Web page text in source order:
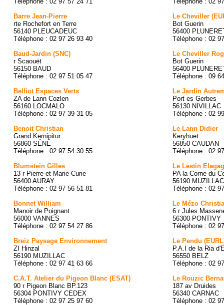
Barre Jean-Pierre
rte Rochefort en Terre
56140 PLEUCADEUC
Téléphone : 02 97 26 93 40
Baud-Jardin (SNC)
r Scaouët
56150 BAUD
Téléphone : 02 97 51 05 47
Belliot Espaces Verts
ZA de Lann Cozlen
56160 LOCMALO
Téléphone : 02 97 39 31 05
Benoit Christian
Grand Kernipitur
56860 SÉNÉ
Téléphone : 02 97 54 30 55
Blumstein Gilles
13 r Pierre et Marie Curie
56400 AURAY
Téléphone : 02 97 56 51 81
Bonnet William
Manoir de Poignant
56000 VANNES
Téléphone : 02 97 54 27 86
Breiz Paysage Environnement
ZI Hinzal
56190 MUZILLAC
Téléphone : 02 97 41 63 66
C.A.T. Atelier du Pigeon Blanc (ESAT)
90 r Pigeon Blanc BP.123
56304 PONTIVY CEDEX
Téléphone : 02 97 25 97 60
Le Cheviller
Bot Guerin
56400
Téléphone : 02
Le Cheviller
Bot Guerin
56400
Téléphone : 09
Le Jardin
Port es Gerbes
56130 NIVILLAC
Téléphone : 02
Le Lann Didier
Keryhuet
56850 CAUDAN
Téléphone : 02
Le Lestin
PA la Corne du
56190 MUZILLAC
Téléphone : 02
Le Mézo
6 r Jules
56300 PONTIVY
Téléphone : 02
Le Pendu
P.A.I de la Ria
56550 BELZ
Téléphone : 02
Le Rouzic
187 av Druides
56340 CARNAC
Téléphone : 02